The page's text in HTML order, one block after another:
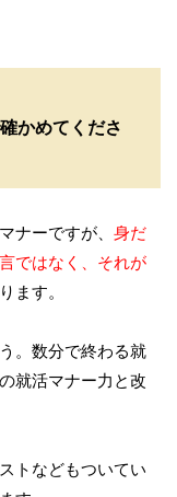
かめてくださ
ナーですが、 身だ
ではなく、それが
ます。
。数分で終わる就
就活マナー力と改
トなどもついてい